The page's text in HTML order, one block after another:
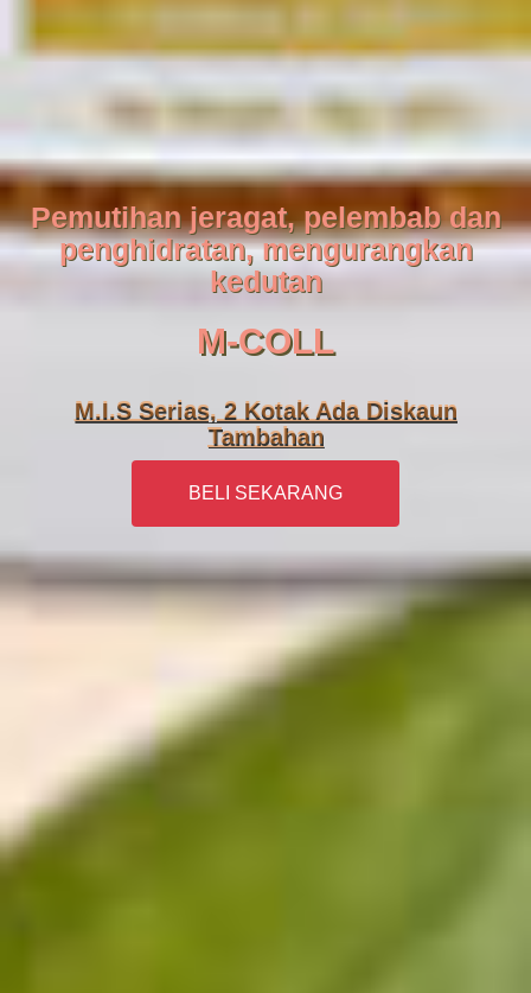
Pemutihan jeragat, pelembab dan
penghidratan, mengurangkan
kedutan
M-COLL
M.I.S Serias, 2 Kotak Ada Diskaun
Tambahan
BELI SEKARANG